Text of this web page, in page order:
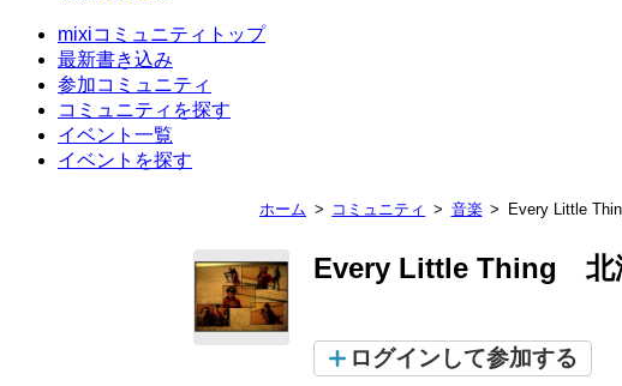
mixiコミュニティトップ
最新書き込み
参加コミュニティ
コミュニティを探す
イベント一覧
イベントを探す
ホーム コミュニティ 音楽 Every Little
Every Little Thing 北
ログインして参加する